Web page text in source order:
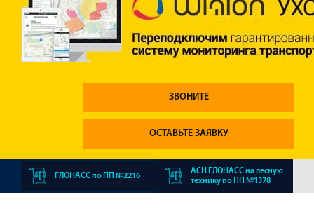
ЗВОНИТЕ
ОСТАВЬТЕ ЗАЯВКУ
ГЛОНАСС по ПП №2216
АСН ГЛОНАСС на лесную
технику по ПП №1378